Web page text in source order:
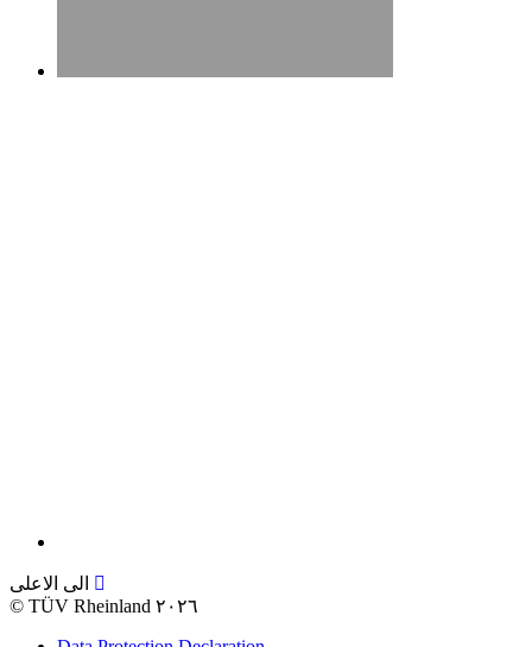
الى الاعلى
©
TÜV Rheinland ٢٠٢٦